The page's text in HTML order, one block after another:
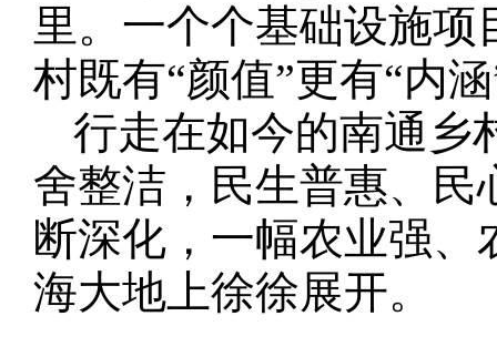
里。一个个基础设施
村既有“颜值”更有“内
行走在如今的南通乡
舍整洁，民生普惠、
断深化，一幅农业强
海大地上徐徐展开。